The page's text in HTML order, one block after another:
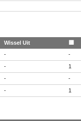
Wissel Uit
🟨
-
-
-
1
-
-
- 1